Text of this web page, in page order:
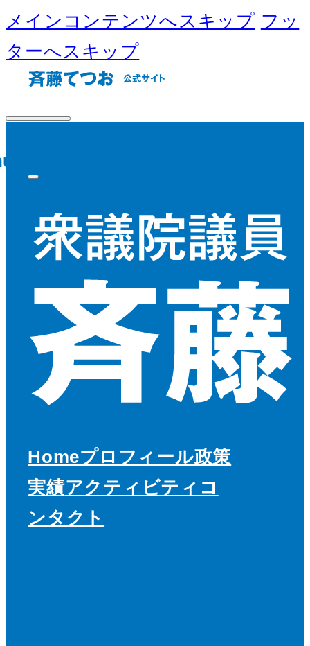
メインコンテンツへスキップ フッ
ターへスキップ
Homeプロフィール政策
実績アクティビティ コ
ンタクト